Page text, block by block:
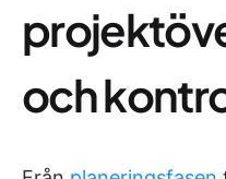
och